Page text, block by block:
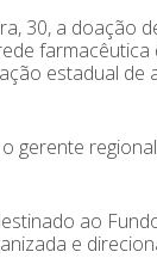
30, a doação
farmacêutica
estadual de
gerente
ao
e